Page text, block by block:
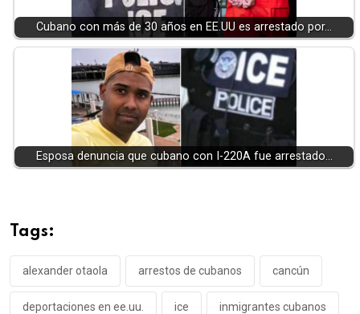
Cubano con más de 30 años en EE.UU es arrestado por…
Esposa denuncia que cubano con I-220A fue arrestado…
Tags:
alexander otaola arrestos de cubanos cancún
deportaciones en ee.uu. ice inmigrantes cubanos